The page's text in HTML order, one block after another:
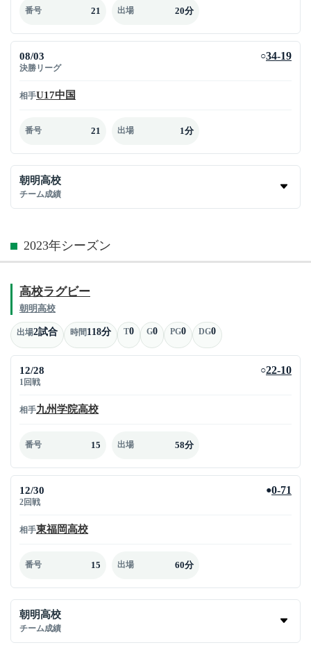
番号 21 出場 20分
08/03
決勝リーグ
○34-19
相手U17中国
番号 21 出場 1分
朝明高校
チーム成績
2023年シーズン
高校ラグビー
朝明高校
出場2試合 時間118分 T0 G0 PG0 DG0
12/28
1回戦
○22-10
相手九州学院高校
番号 15 出場 58分
12/30
2回戦
●0-71
相手東福岡高校
番号 15 出場 60分
朝明高校
チーム成績